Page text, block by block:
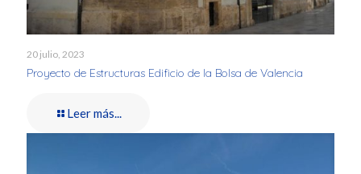
20 julio, 2023
Proyecto de Estructuras Edificio de la Bolsa de Valencia
Leer más...